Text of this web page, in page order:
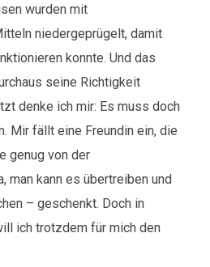
wurden mit
niedergeprügelt, damit
konnte. Und das
seine Richtigkeit
denke ich mir: Es muss doch
Mir fällt eine Freundin ein, die
genug von der
man kann es übertreiben und
– geschenkt. Doch in
ich trotzdem für mich den